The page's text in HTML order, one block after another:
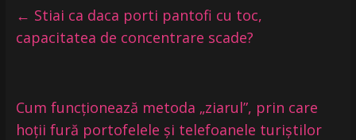
← Stiai ca daca porti pantofi cu toc,
capacitatea de concentrare scade?
Cum funcționează metoda „ziarul”, prin care
hoții fură portofelele și telefoanele turiștilor